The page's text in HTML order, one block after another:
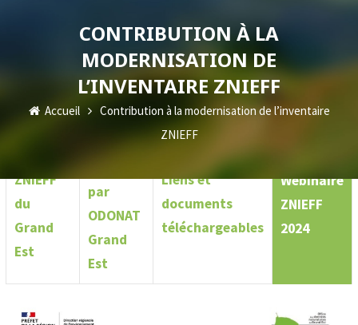
CONTRIBUTION À LA
MODERNISATION DE
L’INVENTAIRE ZNIEFF
Accueil
Contribution à la modernisation de l’inventaire
ZNIEFF
ZNIEFF
du
Grand
Est
Travaux
par
ODONAT
Grand
Est
Liens et
documents
téléchargeables
Webinaire
ZNIEFF
2024